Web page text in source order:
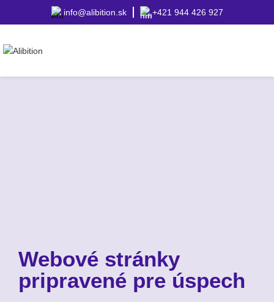
info@alibition.sk +421 944 426 927
Webové stránky
pripravené pre úspech